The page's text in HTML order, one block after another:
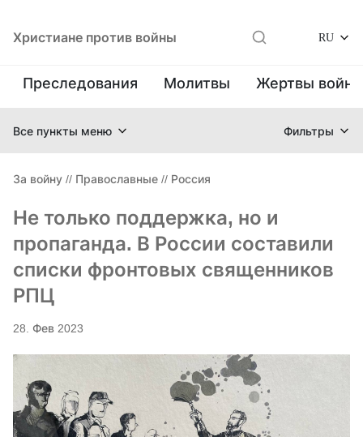
Христиане против войны RU
Преследования Молитвы Жертвы
Все пункты меню Фильтры
За войну // Православные // Россия
Не только поддержка, но и
пропаганда. В России составили
списки фронтовых священников
РПЦ
28. Фев 2023